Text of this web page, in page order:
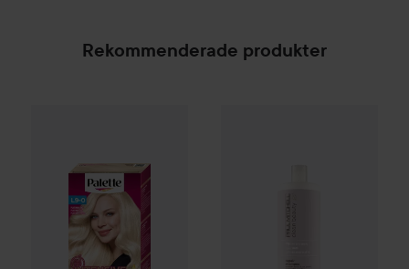
Rekommenderade produkter